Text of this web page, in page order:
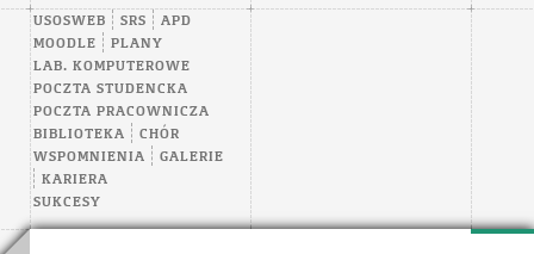
USOSWEB SRS
APD
MOODLE
PLANY
LAB. KOMPUTEROWE
POCZTA STUDENCKA
POCZTA PRACOWNICZA
BIBLIOTEKA
CHÓR
WSPOMNIENIA
GALERIE
KARIERA
SUKCESY